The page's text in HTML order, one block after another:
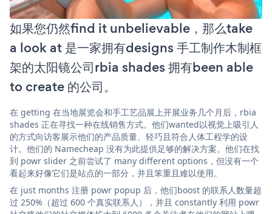
如果您仍然find it unbelievable，那么take
a look at 是一家拥有designs 手工制作木制框
架的太阳镜公司rbia shades 拥有been able
to create 的公司。
在 getting 在当地展览会和手工艺品展上开展业务几个月后，rbia
shades 正在寻找一种在线销售方式。他们wanted以视觉上吸引人
的方式向访客展示他们的产品质量、轻巧且符合人体工程学的设
计。他们的 Namecheap 没有为此提供足够的解决方案。他们在找
到 powr slider 之前尝试了 many different options，但没有一个
看起来好像它们是站点的一部分，并且笨重且难以使用。
在 just months 注册 powr popup 后，他们boost 的联系人数量超
过 250%（超过 600 个真实联系人），并且 constantly 利用 powr